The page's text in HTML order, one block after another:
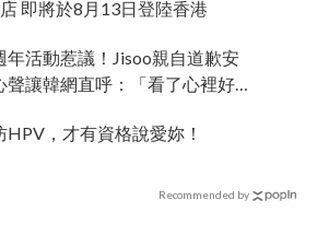
即將於8月13日登陸香港
年活動惹議！Jisoo親自道歉安
讓韓網直呼：「看了心裡好
，才有資格說愛妳！
Recommended by